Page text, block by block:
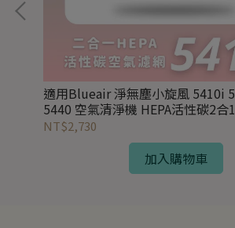
適用Blueair 淨無塵小旋風 5410i
5440 空氣清淨機 HEPA活性碳2合
NT$2,730
加入購物車